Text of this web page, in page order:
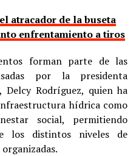
atracador de la buseta
enfrentamiento a tiros
forman parte de las
por la presidenta
Delcy Rodríguez, quien ha
hídrica como
social, permitiendo
los distintos niveles de